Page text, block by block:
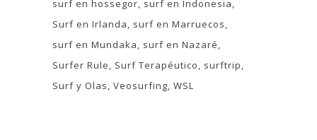
surf en hossegor surf en Indonesia
Surf en Irlanda
surf en Marruecos
surf en Mundaka
surf en Nazaré
Surfer Rule
Surf Terapéutico
surftrip
Surf y Olas Veosurfing WSL